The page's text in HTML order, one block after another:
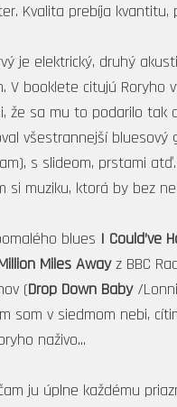
Kvalita prebíja
je elektrický, druhý
booklete citujú Roryho
že sa mu to podarilo
všestrannejší
s slideom, prstami
muziku, ktorá by bez
blues I Could’ve
Miles Awayz BBC
(Drop Down Baby/
som v siedmom nebi,
naživo...
ju úplne každému